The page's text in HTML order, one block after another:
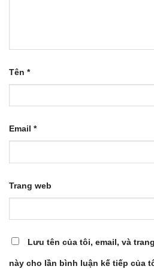
Tên *
Email *
Trang web
Lưu tên của tôi, email, và
này cho lần bình luận kế tiếp của